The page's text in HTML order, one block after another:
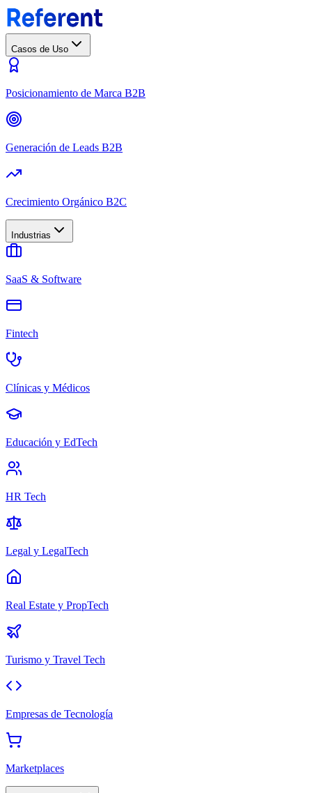
Casos de Uso
Posicionamiento de Marca B2B
Generación de Leads B2B
Crecimiento Orgánico B2C
Industrias
SaaS & Software
Fintech
Clínicas y Médicos
Educación y EdTech
HR Tech
Legal y LegalTech
Real Estate y PropTech
Turismo y Travel Tech
Empresas de Tecnología
Marketplaces